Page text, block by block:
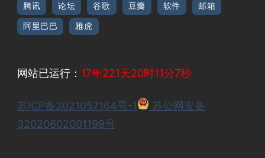
腾讯 论坛 谷歌 豆瓣 软件 邮箱
阿里巴巴 雅虎
网站已运行： 17年221天20时11分8秒
苏ICP备2021057164号-1
苏公网安备
32020602001199号